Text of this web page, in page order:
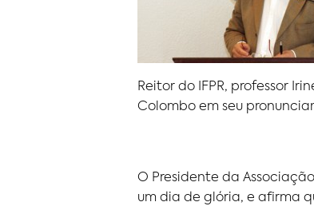
Reitor do IFPR, professor
Colombo em seu
O Presidente da
um dia de glória, e afirma